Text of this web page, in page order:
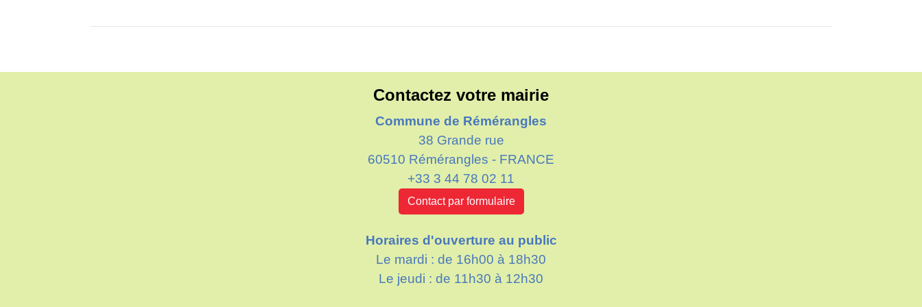
Contactez votre mairie
Commune de Rémérangles
38 Grande rue
60510 Rémérangles - FRANCE
+33 3 44 78 02 11
Contact par formulaire
Horaires d'ouverture au public
Le mardi : de 16h00 à 18h30
Le jeudi : de 11h30 à 12h30